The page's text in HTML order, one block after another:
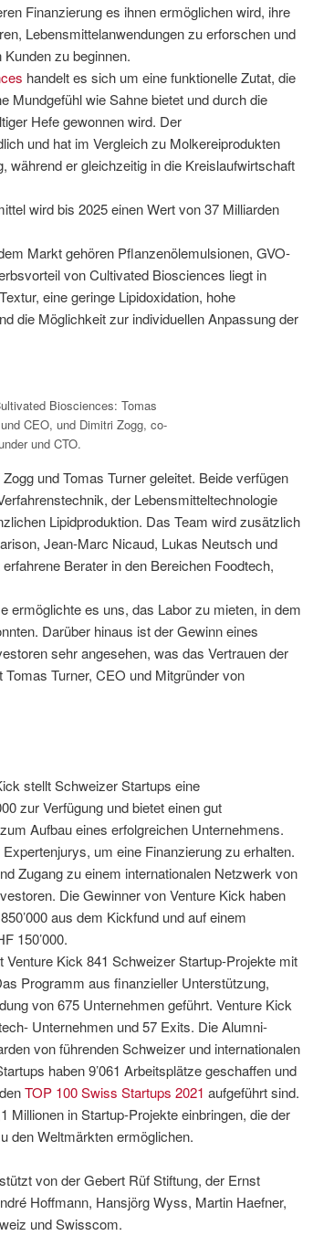
Finanzierung es ihnen ermöglichen wird, ihre
Lebensmittelanwendungen zu erforschen und
zu beginnen.
handelt es sich um eine funktionelle Zutat, die
Mundgefühl wie Sahne bietet und durch die
Hefe gewonnen wird. Der
und hat im Vergleich zu Molkereiprodukten
während er gleichzeitig in die Kreislaufwirtschaft
wird bis 2025 einen Wert von 37 Milliarden
Markt gehören Pflanzenölemulsionen, GVO-
von Cultivated Biosciences liegt in
eine geringe Lipidoxidation, hohe
die Möglichkeit zur individuellen Anpassung der
Biosciences: Tomas
CEO, und Dimitri Zogg, co-
und CTO.
und Tomas Turner geleitet. Beide verfügen
der Lebensmitteltechnologie
Lipidproduktion. Das Team wird zusätzlich
Jean-Marc Nicaud, Lukas Neutsch und
Berater in den Bereichen Foodtech,
ermöglichte es uns, das Labor zu mieten, in dem
Darüber hinaus ist der Gewinn eines
sehr angesehen, was das Vertrauen der
Turner, CEO und Mitgründer von
stellt Schweizer Startups eine
zur Verfügung und bietet einen gut
Aufbau eines erfolgreichen Unternehmens.
um eine Finanzierung zu erhalten.
Zugang zu einem internationalen Netzwerk von
Die Gewinner von Venture Kick haben
aus dem Kickfund und auf einem
150’000.
Kick 841 Schweizer Startup-Projekte mit
Programm aus finanzieller Unterstützung,
von 675 Unternehmen geführt. Venture Kick
Unternehmen und 57 Exits. Die Alumni-
von führenden Schweizer und internationalen
haben 9’061 Arbeitsplätze geschaffen und
TOP 100 Swiss Startups 2021 aufgeführt sind.
Millionen in Startup-Projekte einbringen, die der
den Weltmärkten ermöglichen.
von der Gebert Rüf Stiftung, der Ernst
Hoffmann, Hansjörg Wyss, Martin Haefner,
und Swisscom.